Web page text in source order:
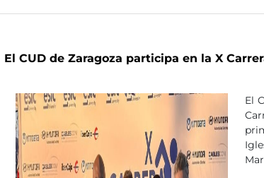
El CUD de Zaragoza participa en la X
El